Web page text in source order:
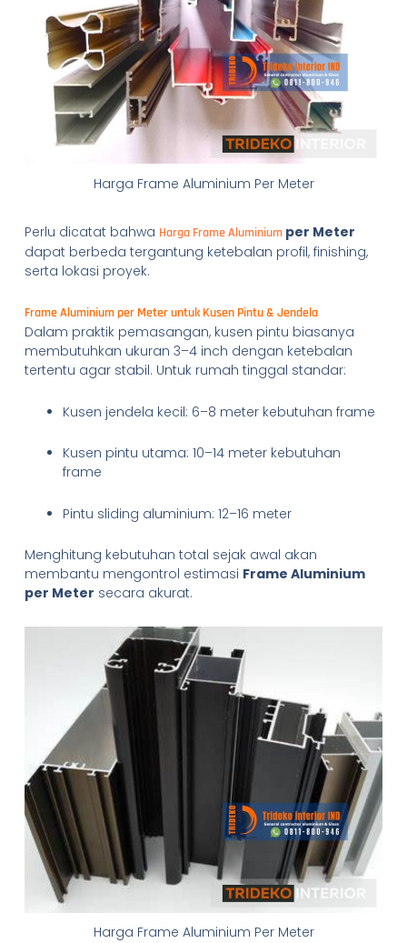
Harga Frame Aluminium Per Meter
Perlu dicatat bahwa Harga Frame Aluminiumper Meter
dapat berbeda tergantung ketebalan profil, finishing,
serta lokasi proyek.
Frame Aluminium per Meter untuk Kusen Pintu & Jendela
Dalam praktik pemasangan, kusen pintu biasanya
membutuhkan ukuran 3–4 inch dengan ketebalan
tertentu agar stabil. Untuk rumah tinggal standar:
Kusen jendela kecil: 6–8 meter kebutuhan frame
Kusen pintu utama: 10–14 meter kebutuhan
frame
Pintu sliding aluminium: 12–16 meter
Menghitung kebutuhan total sejak awal akan
membantu mengontrol estimasi Frame Aluminium
per Meter secara akurat.
Harga Frame Aluminium Per Meter